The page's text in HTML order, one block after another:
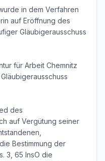
in dem Verfahren
auf Eröffnung des
Gläubigerausschuss
für Arbeit Chemnitz
des
auf Vergütung seiner
Bestimmung der
3, 65 InsO die